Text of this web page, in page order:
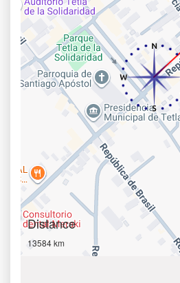
Distance
13584 km